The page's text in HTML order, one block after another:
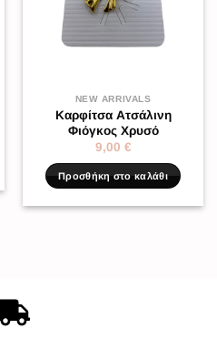
NEW ARRIVALS
Καρφίτσα Ατσάλινη
Φιόγκος Χρυσό
9,00 €
Προσθήκη στο καλάθι